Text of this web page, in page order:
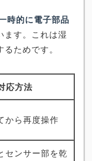
時的に電子部品
ます。これは湿
ためです。
応方法
から再度操作
センサー部を乾